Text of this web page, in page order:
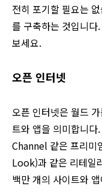
전히 포기할 필요는
를 구축하는 것입니다
보세요.
오픈 인터넷
오픈 인터넷은 월드
트와 앱을 의미합니
Channel 같은 프리
Look)과 같은 리테일
백만 개의 사이트와